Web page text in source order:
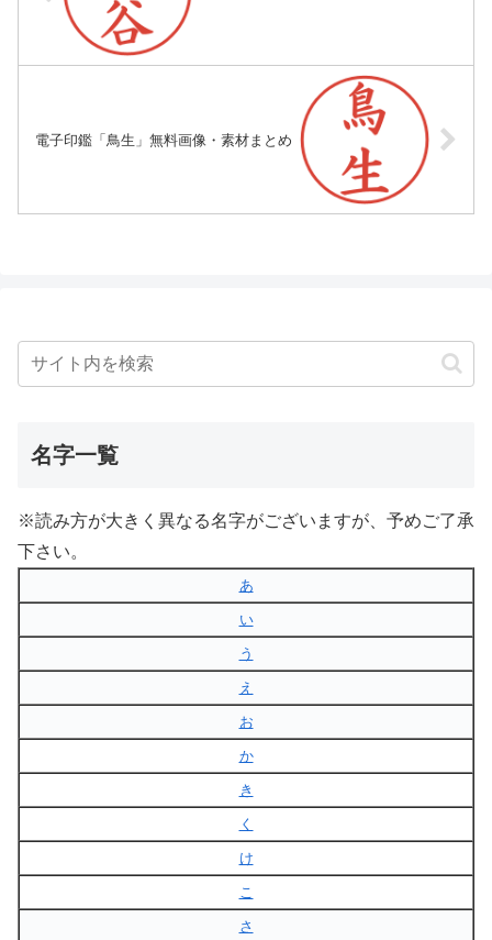
電子印鑑「鳥生」無料画像・素材まとめ
名字一覧
※読み方が大きく異なる名字がございますが、予めご了承
下さい。
あ
い
う
え
お
か
き
く
け
こ
さ